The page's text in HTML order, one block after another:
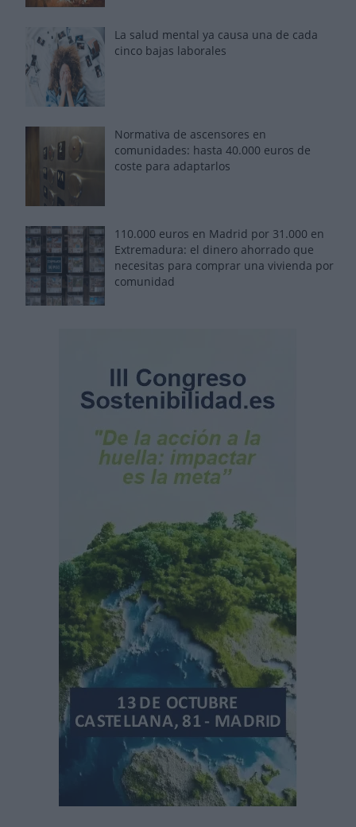
La salud mental ya causa una de cada
cinco bajas laborales
Normativa de ascensores en
comunidades: hasta 40.000 euros de
coste para adaptarlos
110.000 euros en Madrid por 31.000 en
Extremadura: el dinero ahorrado que
necesitas para comprar una vivienda por
comunidad